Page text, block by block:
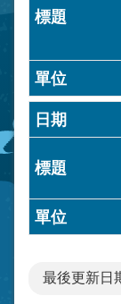
最後更新日